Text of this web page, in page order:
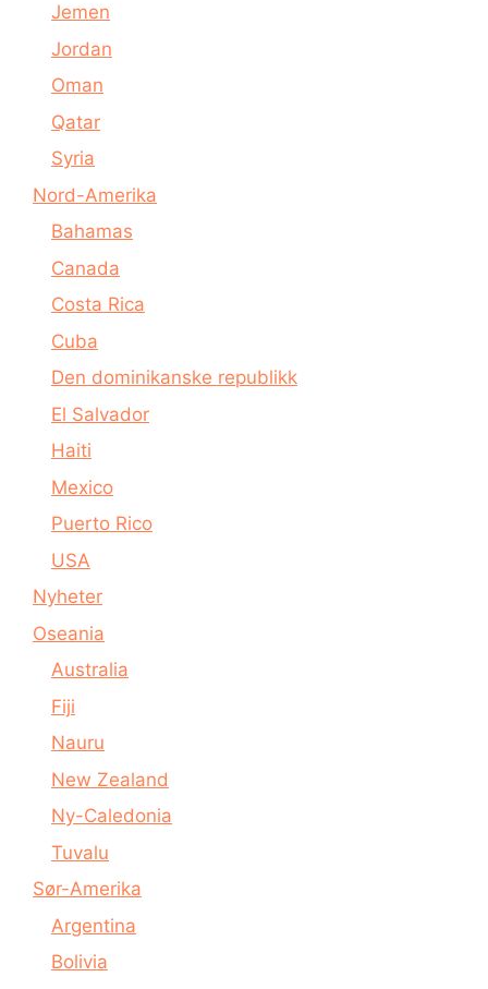
Jemen
Jordan
Oman
Qatar
Syria
Nord-Amerika
Bahamas
Canada
Costa Rica
Cuba
Den dominikanske republikk
El Salvador
Haiti
Mexico
Puerto Rico
USA
Nyheter
Oseania
Australia
Fiji
Nauru
New Zealand
Ny-Caledonia
Tuvalu
Sør-Amerika
Argentina
Bolivia